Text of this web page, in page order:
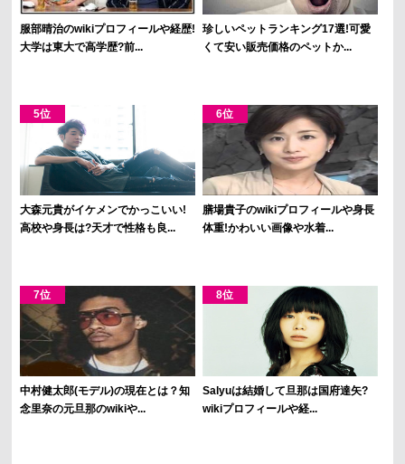
服部晴治のwikiプロフィールや経歴!
大学は東大で高学歴?前...
珍しいペットランキング17選!可愛
くて安い販売価格のペットか...
大森元貴がイケメンでかっこいい!
高校や身長は?天才で性格も良...
膳場貴子のwikiプロフィールや身長
体重!かわいい画像や水着...
中村健太郎(モデル)の現在とは？知
念里奈の元旦那のwikiや...
Salyuは結婚して旦那は国府達矢?
wikiプロフィールや経...